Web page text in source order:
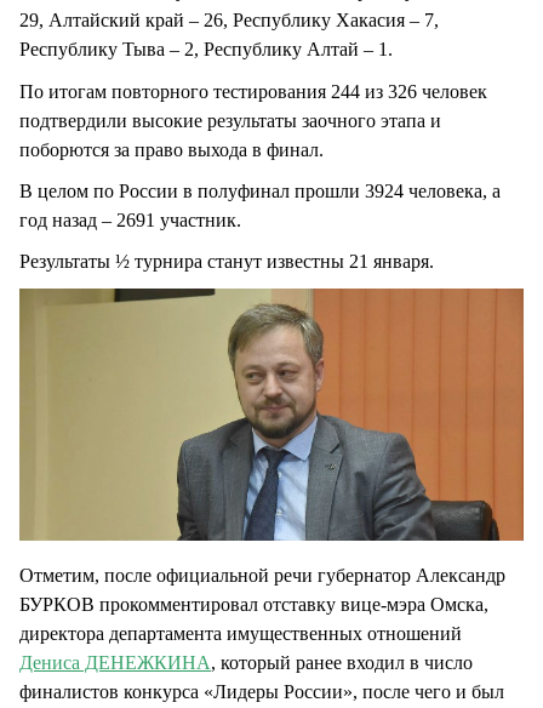
29, Алтайский край – 26, Республику Хакасия – 7,
Республику Тыва – 2, Республику Алтай – 1.
По итогам повторного тестирования 244 из 326 человек
подтвердили высокие результаты заочного этапа и
поборются за право выхода в финал.
В целом по России в полуфинал прошли 3924 человека, а
год назад – 2691 участник.
Результаты ½ турнира станут известны 21 января.
Отметим, после официальной речи губернатор Александр
БУРКОВ прокомментировал отставку вице-мэра Омска,
директора департамента имущественных отношений
Дениса ДЕНЕЖКИНА, который ранее входил в число
финалистов конкурса «Лидеры России», после чего и был